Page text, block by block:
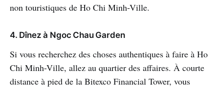
non touristiques de Ho Chi Minh-Ville.
4. Dînez à Ngoc Chau Garden
Si vous recherchez des choses authentiques à faire à Ho
Chi Minh-Ville, allez au quartier des affaires. À courte
distance à pied de la Bitexco Financial Tower, vous